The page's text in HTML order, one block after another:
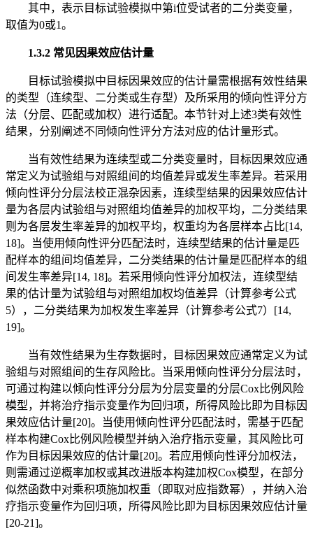
其中，表示目标试验模拟中第i位受试者的二分类变量，
取值为0或1。
1.3.2 常见因果效应估计量
目标试验模拟中目标因果效应的估计量需根据有效性结果
的类型（连续型、二分类或生存型）及所采用的倾向性评分方
法（分层、匹配或加权）进行适配。本节针对上述3类有效性
结果，分别阐述不同倾向性评分方法对应的估计量形式。
当有效性结果为连续型或二分类变量时，目标因果效应通
常定义为试验组与对照组间的均值差异或发生率差异。若采用
倾向性评分分层法校正混杂因素，连续型结果的因果效应估计
量为各层内试验组与对照组均值差异的加权平均，二分类结果
则为各层发生率差异的加权平均，权重均为各层样本占比[14,
18]。当使用倾向性评分匹配法时，连续型结果的估计量是匹
配样本的组间均值差异，二分类结果的估计量是匹配样本的组
间发生率差异[14, 18]。若采用倾向性评分加权法，连续型结
果的估计量为试验组与对照组加权均值差异（计算参考公式
5），二分类结果为加权发生率差异（计算参考公式7）[14,
19]。
当有效性结果为生存数据时，目标因果效应通常定义为试
验组与对照组间的生存风险比。当采用倾向性评分分层法时，
可通过构建以倾向性评分分层为分层变量的分层Cox比例风险
模型，并将治疗指示变量作为回归项，所得风险比即为目标因
果效应估计量[20]。当使用倾向性评分匹配法时，需基于匹配
样本构建Cox比例风险模型并纳入治疗指示变量，其风险比可
作为目标因果效应的估计量[20]。若应用倾向性评分加权法，
则需通过逆概率加权或其改进版本构建加权Cox模型，在部分
似然函数中对乘积项施加权重（即取对应指数幂），并纳入治
疗指示变量作为回归项，所得风险比即为目标因果效应估计量
[20-21]。